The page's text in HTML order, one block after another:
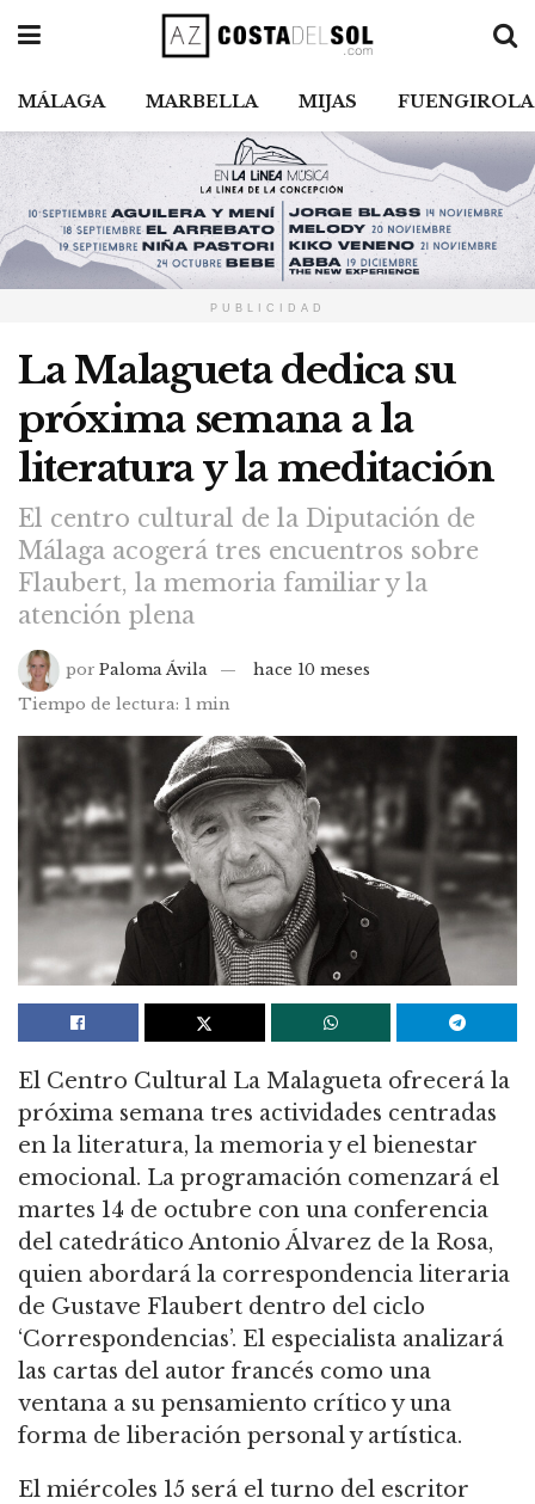
MÁLAGA MARBELLA MIJAS FUENGIROLA
PUBLICIDAD
La Malagueta dedica su
próxima semana a la
literatura y la meditación
El centro cultural de la Diputación de
Málaga acogerá tres encuentros sobre
Flaubert, la memoria familiar y la
atención plena
por Paloma Ávila
hace 10 meses
Tiempo de lectura: 1 min
El Centro Cultural La Malagueta ofrecerá la
próxima semana tres actividades centradas
en la literatura, la memoria y el bienestar
emocional. La programación comenzará el
martes 14 de octubre con una conferencia
del catedrático Antonio Álvarez de la Rosa,
quien abordará la correspondencia literaria
de Gustave Flaubert dentro del ciclo
‘Correspondencias’. El especialista analizará
las cartas del autor francés como una
ventana a su pensamiento crítico y una
forma de liberación personal y artística.
El miércoles 15 será el turno del escritor